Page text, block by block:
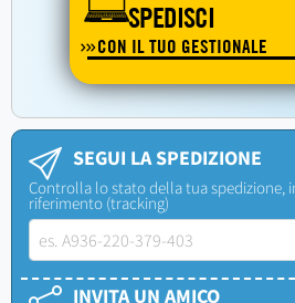
SPEDISCI
CON IL TUO GESTIONALE
SEGUI LA SPEDIZIONE
Controlla lo stato della tua spedizione,
riferimento (tracking)
INVITA UN AMICO